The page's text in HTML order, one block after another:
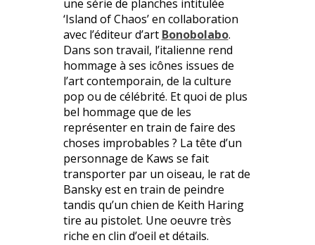
une série de planches intitulée
‘Island of Chaos’ en collaboration
avec l’éditeur d’art Bonobolabo.
Dans son travail, l’italienne rend
hommage à ses icônes issues de
l’art contemporain, de la culture
pop ou de célébrité. Et quoi de plus
bel hommage que de les
représenter en train de faire des
choses improbables ? La tête d’un
personnage de Kaws se fait
transporter par un oiseau, le rat de
Bansky est en train de peindre
tandis qu’un chien de Keith Haring
tire au pistolet. Une oeuvre très
riche en clin d’oeil et détails.